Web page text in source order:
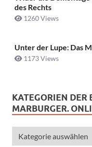
des Rechts
1260 Views
Unter der Lupe: Das
1173 Views
KATEGORIEN DER
MARBURGER.